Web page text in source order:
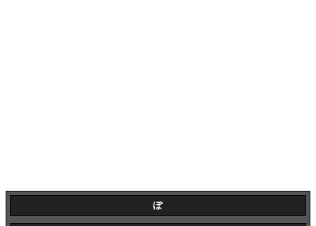
ぽ